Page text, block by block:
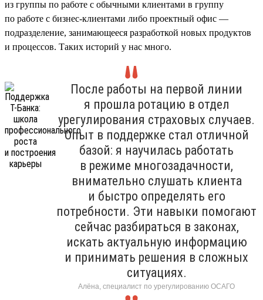
из группы по работе с обычными клиентами в группу
по работе с бизнес-клиентами либо проектный офис —
подразделение, занимающееся разработкой новых продуктов
и процессов. Таких историй у нас много.
После работы на первой линии
я прошла ротацию в отдел
урегулирования страховых случаев.
Опыт в поддержке стал отличной
базой: я научилась работать
в режиме многозадачности,
внимательно слушать клиента
и быстро определять его
потребности. Эти навыки помогают
сейчас разбираться в законах,
искать актуальную информацию
и принимать решения в сложных
ситуациях.
Алёна, специалист по урегулированию ОСАГО